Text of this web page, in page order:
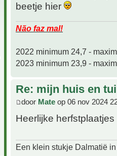
beetje hier
Não faz mal!
2022 minimum 24,7 -
2023 minimum 23,9 -
Re: mijn huis en
door Mate op 06 nov 2024
Heerlijke herfstplaatjes
Een klein stukje Dalmatië